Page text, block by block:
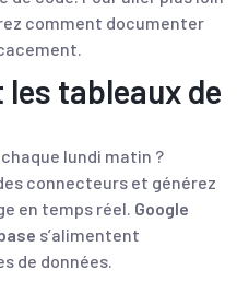
comment documenter
.
tableaux de
lundi matin ?
connecteurs et générez
en temps réel. Google
s’alimentent
de données.